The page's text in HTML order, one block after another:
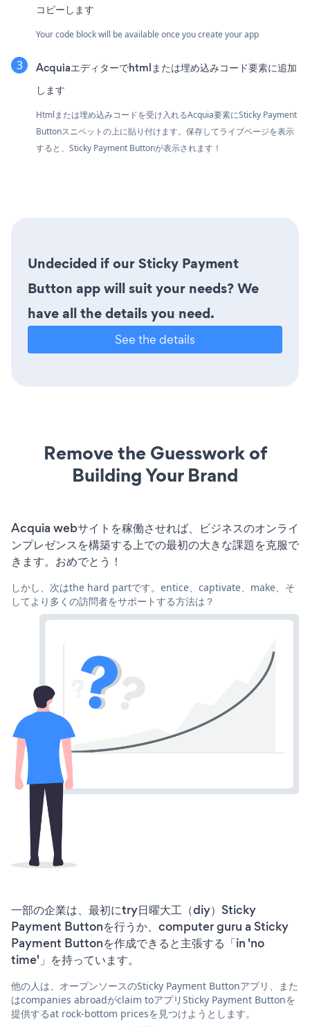
コピーします
Your code block will be available once you create your app
Acquiaエディターでhtmlまたは埋め込みコード要素に追加
します
Htmlまたは埋め込みコードを受け入れるAcquia要素にSticky Payment
Buttonスニペットの上に貼り付けます。保存してライブページを表示
すると、Sticky Payment Buttonが表示されます！
Undecided if our Sticky Payment
Button app will suit your needs? We
have all the details you need.
See the details
Remove the Guesswork of
Building Your Brand
Acquia webサイトを稼働させれば、ビジネスのオンライ
ンプレゼンスを構築する上での最初の大きな課題を克服で
きます。おめでとう！
しかし、次はthe hard partです。entice、captivate、make、そ
してより多くの訪問者をサポートする方法は？
一部の企業は、最初にtry日曜大工（diy）Sticky
Payment Buttonを行うか、computer guru a Sticky
Payment Buttonを作成できると主張する「in 'no
time'」を持っています。
他の人は、オープンソースのSticky Payment Buttonアプリ、また
はcompanies abroadがclaim toアプリSticky Payment Buttonを
提供するat rock-bottom pricesを見つけようとします。